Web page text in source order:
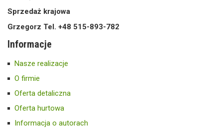
Sprzedaż krajowa
Grzegorz Tel. +48 515-893-782
Informacje
Nasze realizacje
O firmie
Oferta detaliczna
Oferta hurtowa
Informacja o autorach